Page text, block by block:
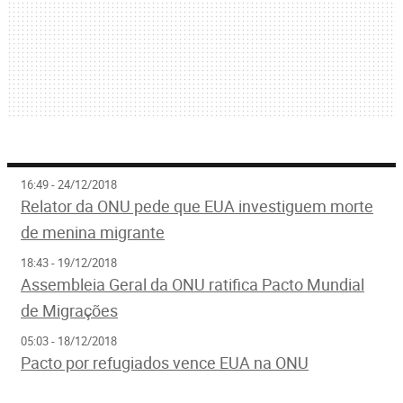
16:49 - 24/12/2018
Relator da ONU pede que EUA investiguem morte
de menina migrante
18:43 - 19/12/2018
Assembleia Geral da ONU ratifica Pacto Mundial
de Migrações
05:03 - 18/12/2018
Pacto por refugiados vence EUA na ONU